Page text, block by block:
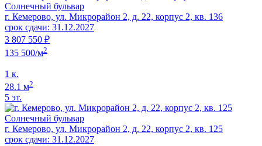
Солнечный бульвар
г. Кемерово, ул. Микрорайон 2, д. 22, корпус 2, кв. 136
срок сдачи: 31.12.2027
3 807 550 ₽
135 500/м2
1 к.
28.1 м2
5 эт.
Солнечный бульвар
г. Кемерово, ул. Микрорайон 2, д. 22, корпус 2, кв. 125
срок сдачи: 31.12.2027